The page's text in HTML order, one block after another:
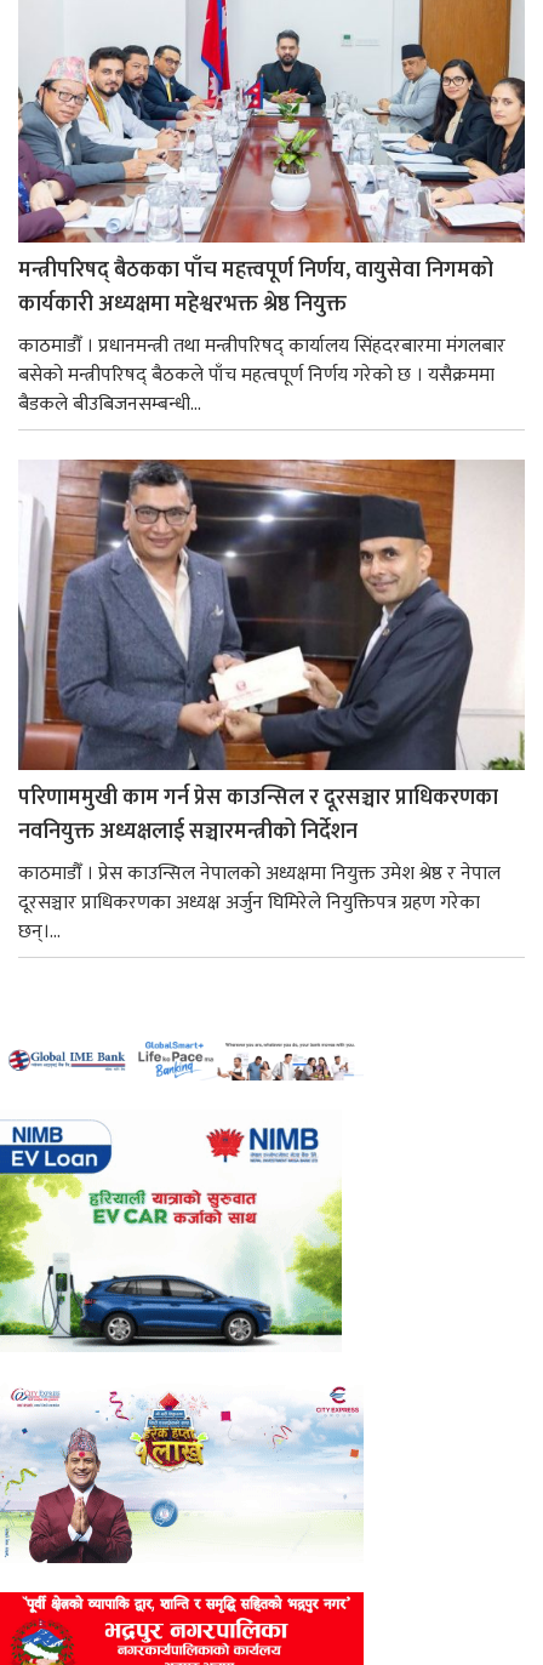
मन्त्रीपरिषद् बैठकका पाँच महत्त्वपूर्ण निर्णय, वायुसेवा निगमको
कार्यकारी अध्यक्षमा महेश्वरभक्त श्रेष्ठ नियुक्त
काठमाडौँ । प्रधानमन्त्री तथा मन्त्रीपरिषद् कार्यालय सिंहदरबारमा मंगलबार
बसेको मन्त्रीपरिषद् बैठकले पाँच महत्वपूर्ण निर्णय गरेको छ । यसैक्रममा
बैडकले बीउबिजनसम्बन्धी...
परिणाममुखी काम गर्न प्रेस काउन्सिल र दूरसञ्चार प्राधिकरणका
नवनियुक्त अध्यक्षलाई सञ्चारमन्त्रीको निर्देशन
काठमाडौँ । प्रेस काउन्सिल नेपालको अध्यक्षमा नियुक्त उमेश श्रेष्ठ र नेपाल
दूरसञ्चार प्राधिकरणका अध्यक्ष अर्जुन घिमिरेले नियुक्तिपत्र ग्रहण गरेका
छन्।...